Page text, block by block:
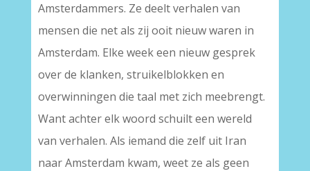
Amsterdammers. Ze deelt verhalen van
mensen die net als zij ooit nieuw waren in
Amsterdam. Elke week een nieuw gesprek
over de klanken, struikelblokken en
overwinningen die taal met zich meebrengt.
Want achter elk woord schuilt een wereld
van verhalen. Als iemand die zelf uit Iran
naar Amsterdam kwam, weet ze als geen